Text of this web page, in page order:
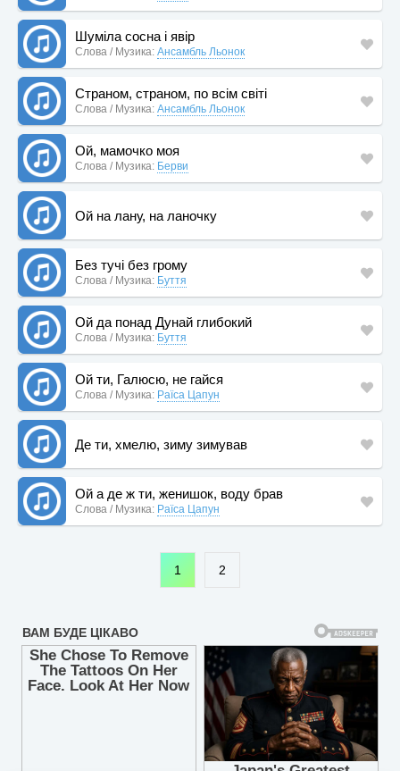
Шуміла сосна і явір
Слова / Музика: Ансамбль Льонок
Страном, страном, по всім світі
Слова / Музика: Ансамбль Льонок
Ой, мамочко моя
Слова / Музика: Берви
Ой на лану, на ланочку
Без тучі без грому
Слова / Музика: Буття
Ой да понад Дунай глибокий
Слова / Музика: Буття
Ой ти, Галюсю, не гайся
Слова / Музика: Раїса Цапун
Де ти, хмелю, зиму зимував
Ой а де ж ти, женишок, воду брав
Слова / Музика: Раїса Цапун
1 2